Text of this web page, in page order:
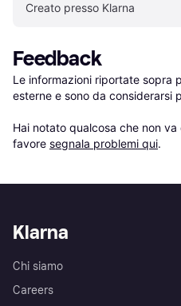
Creato presso Klarna
Feedback
Le informazioni riportate sopra
esterne e sono da considerarsi
Hai notato qualcosa che non
favore segnala problemi qui.
Klarna
Chi siamo
Careers